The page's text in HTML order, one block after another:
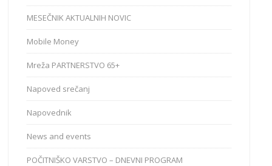
MESEČNIK AKTUALNIH NOVIC
Mobile Money
Mreža PARTNERSTVO 65+
Napoved srečanj
Napovednik
News and events
POČITNIŠKO VARSTVO – DNEVNI PROGRAM